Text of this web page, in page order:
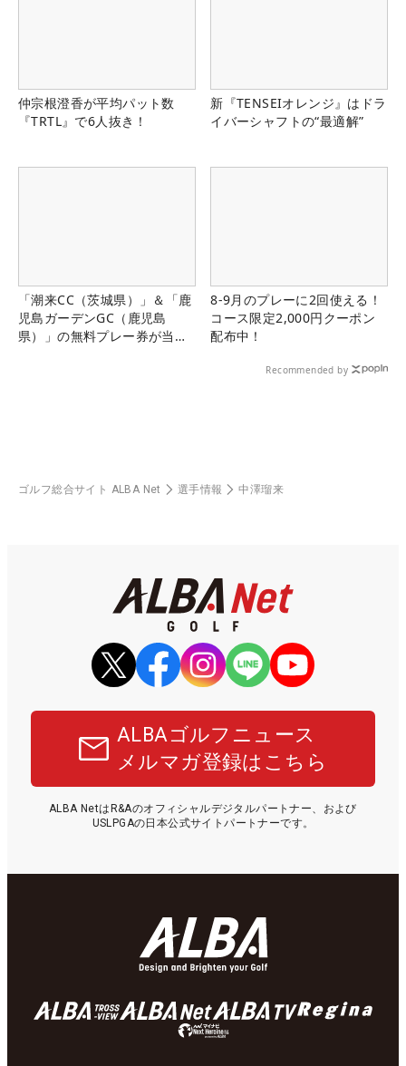
仲宗根澄香が平均パット数
『TRTL』で6人抜き！
新『TENSEIオレンジ』はドラ
イバーシャフトの“最適解”
「潮来CC（茨城県）」＆「鹿
児島ガーデンGC（鹿児島
県）」の無料プレー券が当た
8-9月のプレーに2回使える！
コース限定2,000円クーポン
配布中！
Recommended by
ゴルフ総合サイト ALBA Net 選手情報 中澤瑠来
ALBAゴルフニュース
メルマガ登録はこちら
ALBA NetはR&Aのオフィシャルデジタルパートナー、および
USLPGAの日本公式サイトパートナーです。